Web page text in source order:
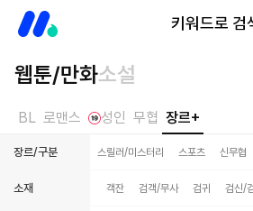
키워드로 검
웹툰/만화소설
BL 로맨스 성인 무협 장르+
장르/구분
백합/GL 스릴러/미스터리 스포츠 신무협
소재 객잔 검객/무사 검귀 검신/